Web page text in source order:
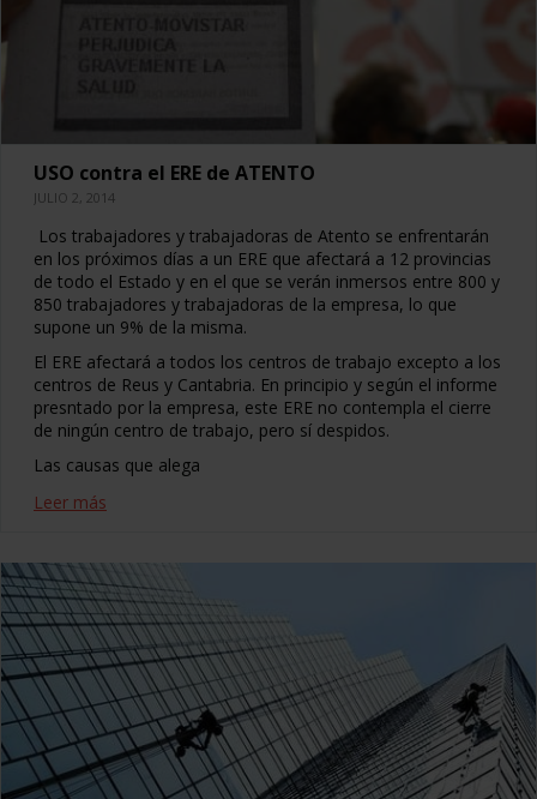
USO contra el ERE de ATENTO
JULIO 2, 2014
Los trabajadores y trabajadoras de Atento se enfrentarán
en los próximos días a un ERE que afectará a 12 provincias
de todo el Estado y en el que se verán inmersos entre 800 y
850 trabajadores y trabajadoras de la empresa, lo que
supone un 9% de la misma.
El ERE afectará a todos los centros de trabajo excepto a los
centros de Reus y Cantabria. En principio y según el informe
presntado por la empresa, este ERE no contempla el cierre
de ningún centro de trabajo, pero sí despidos.
Las causas que alega
Leer más